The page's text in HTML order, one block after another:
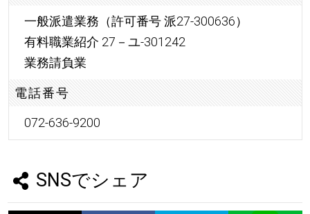
一般派遣業務（許可番号 派27-300636）
有料職業紹介 27－ユ-301242
業務請負業
電話番号
072-636-9200
SNSでシェア